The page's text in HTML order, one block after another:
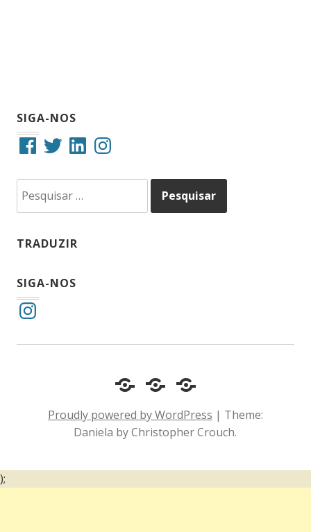
SIGA-NOS
FacebookTwitterLinkedInInstagram
por:
TRADUZIR
SIGA-NOS
Instagram
Cotidiano
Comportamento
Inclusão
e
Acessibilidade
Diário
um
surdo
Proudly powered by WordPress | Theme:
Daniela by Christopher Crouch.
);